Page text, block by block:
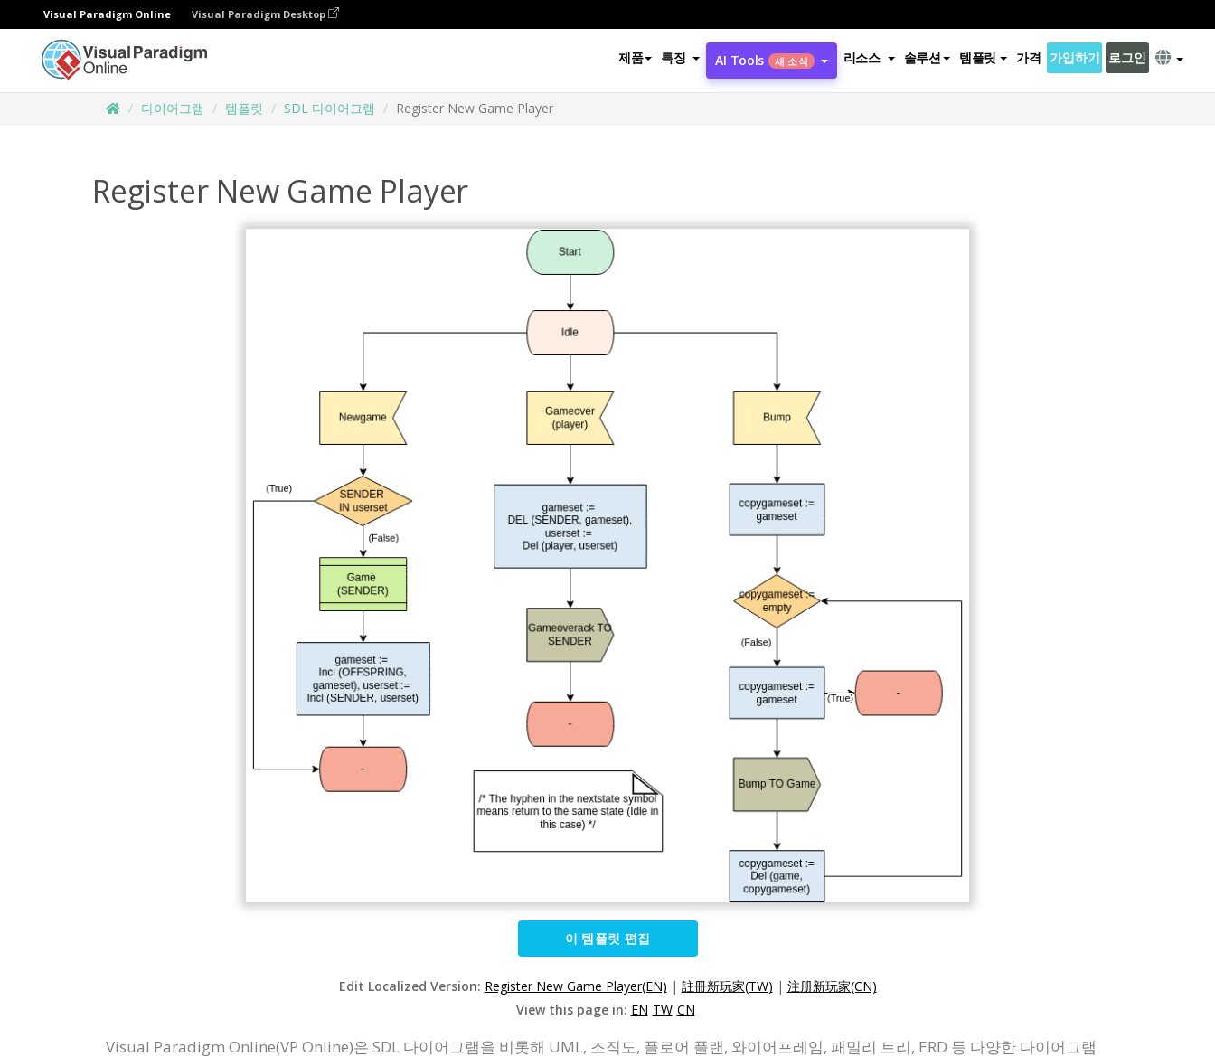
Visual Paradigm Online Visual Paradigm Desktop
제품 특징 AI Tools 새 소식 리소스 솔루션 템플릿 가격 가입하기 로그인
다이어그램 템플릿 SDL 다이어그램 Register New Game Player
Register New Game Player
이 템플릿 편집
Edit Localized Version: Register New Game Player(EN) | 註冊新玩家(TW) | 注册新玩家(CN)
View this page in: EN TW CN
Visual Paradigm Online(VP Online)은 SDL 다이어그램을 비롯해 UML, 조직도, 플로어 플랜, 와이어프레임, 패밀리 트리, ERD 등 다양한 다이어그램